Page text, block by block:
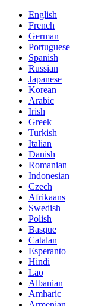
English
French
German
Portuguese
Spanish
Russian
Japanese
Korean
Arabic
Irish
Greek
Turkish
Italian
Danish
Romanian
Indonesian
Czech
Afrikaans
Swedish
Polish
Basque
Catalan
Esperanto
Hindi
Lao
Albanian
Amharic